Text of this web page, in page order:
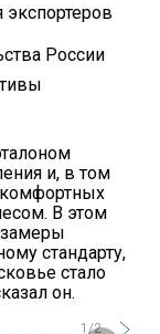
России
и, в том
В этом
стандарту,
стало
он.
1/2